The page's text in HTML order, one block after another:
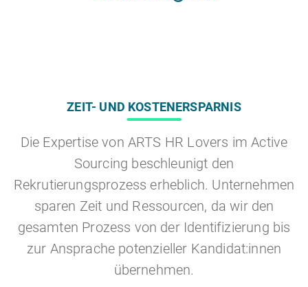
ZEIT- UND KOSTENERSPARNIS
Die Expertise von ARTS HR Lovers im Active
Sourcing beschleunigt den
Rekrutierungsprozess erheblich. Unternehmen
sparen Zeit und Ressourcen, da wir den
gesamten Prozess von der Identifizierung bis
zur Ansprache potenzieller Kandidat:innen
übernehmen.